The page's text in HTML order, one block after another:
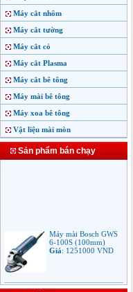
Máy cắt nhôm
Máy cắt tường
Máy cắt cỏ
Máy cắt Plasma
Máy cắt bê tông
Máy mài bê tông
Máy xoa bê tông
Vật liệu mài mòn
Sản phẩm bán chạy
6-100S (100mm)
Giá:1251000VND
Máy mài Makita